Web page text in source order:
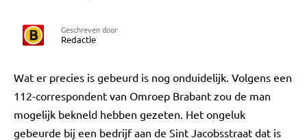
Geschreven door
Redactie
Wat er precies is gebeurd is nog onduidelijk. Volgens een
112-correspondent van Omroep Brabant zou de man
mogelijk bekneld hebben gezeten. Het ongeluk
gebeurde bij een bedrijf aan de Sint Jacobsstraat dat is